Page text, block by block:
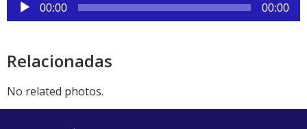
de
00:00 00:00
Relacionadas
No related photos.